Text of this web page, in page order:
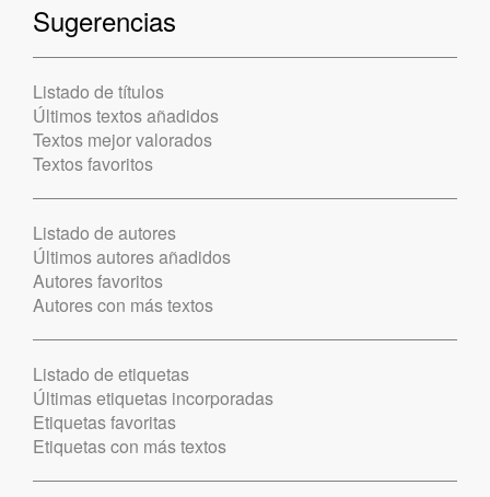
Sugerencias
Listado de títulos
Últimos textos añadidos
Textos mejor valorados
Textos favoritos
Listado de autores
Últimos autores añadidos
Autores favoritos
Autores con más textos
Listado de etiquetas
Últimas etiquetas incorporadas
Etiquetas favoritas
Etiquetas con más textos